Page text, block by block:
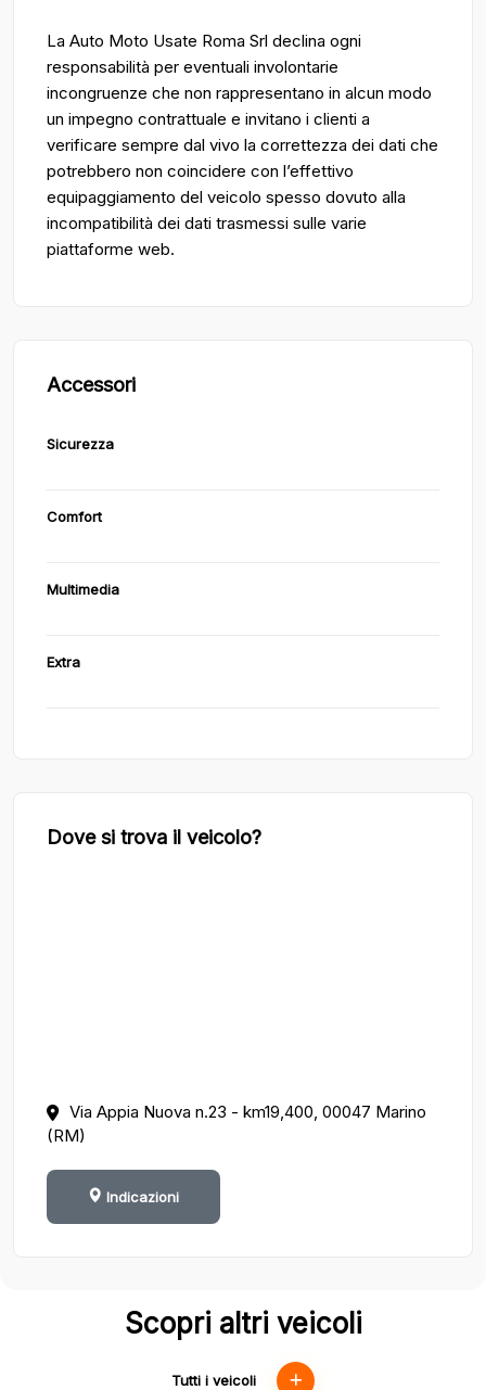
La Auto Moto Usate Roma Srl declina ogni
responsabilità per eventuali involontarie
incongruenze che non rappresentano in alcun modo
un impegno contrattuale e invitano i clienti a
verificare sempre dal vivo la correttezza dei dati che
potrebbero non coincidere con l’effettivo
equipaggiamento del veicolo spesso dovuto alla
incompatibilità dei dati trasmessi sulle varie
piattaforme web.
Accessori
Sicurezza
Comfort
Multimedia
Extra
Dove si trova il veicolo?
Via Appia Nuova n.23 - km19,400, 00047 Marino
(RM)
Indicazioni
Scopri altri veicoli
Tutti i veicoli